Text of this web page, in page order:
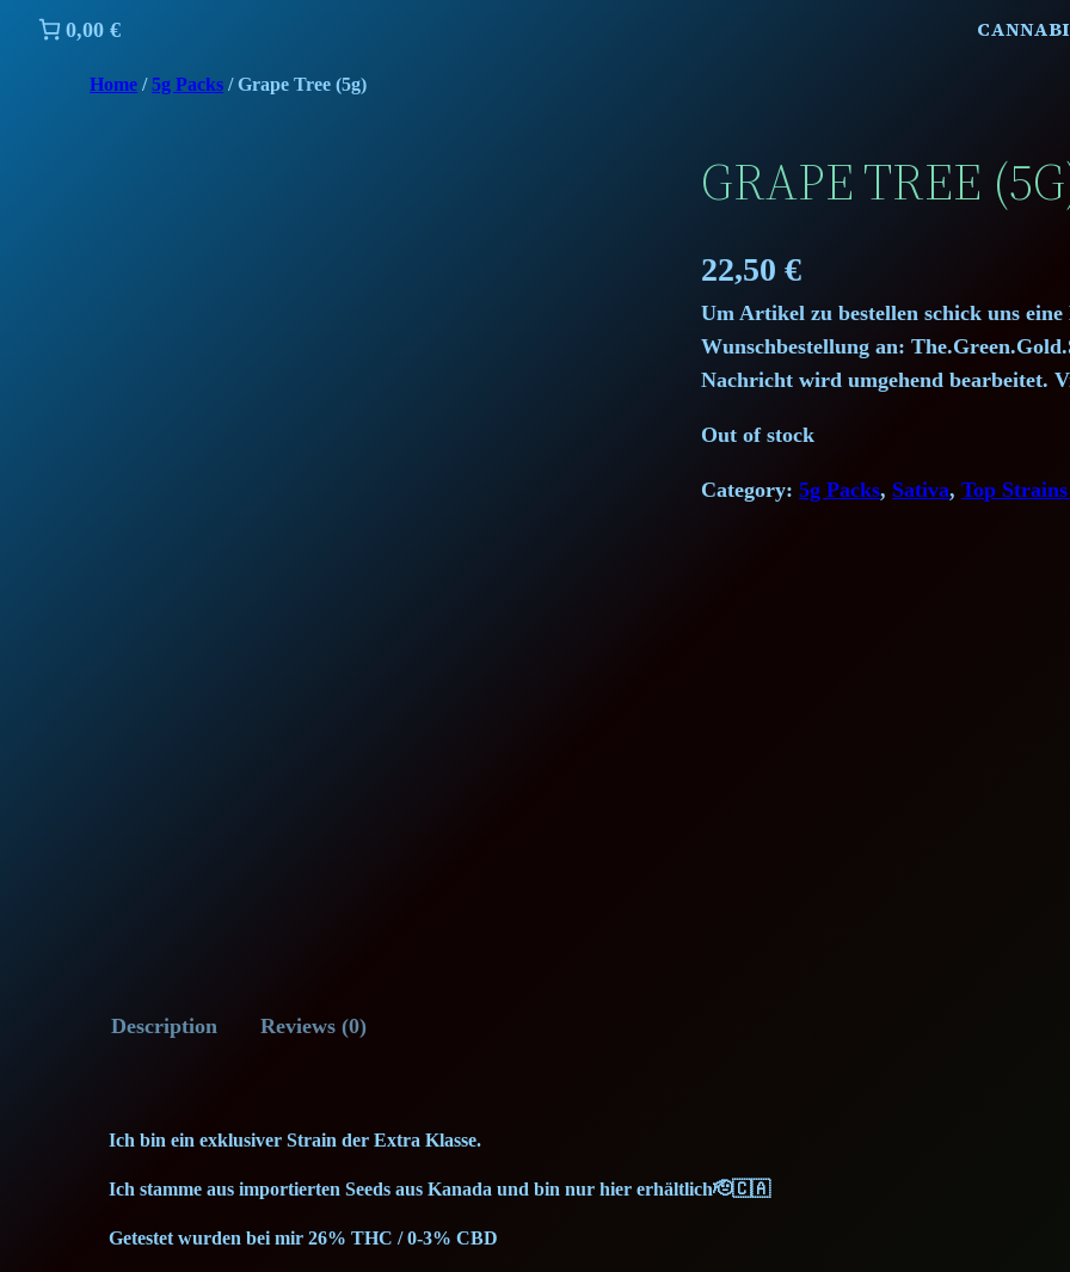
0,00 €
Home /5g Packs / Grape Tree (5g)
GRAPE TREE
22,50€
Um Artikel zu bestellen schick uns
Wunschbestellung an:
Nachricht wird umgehend bearbeitet.
Out of stock
Category:5g Packs, Sativa, Top
Description Reviews (0)
Ich bin ein exklusiver Strain der Extra Klasse.
Ich stamme aus importierten Seeds aus Kanada und bin nur hier erhältlich🫡🇨🇦
Getestet wurden bei mir 26% THC / 0-3% CBD